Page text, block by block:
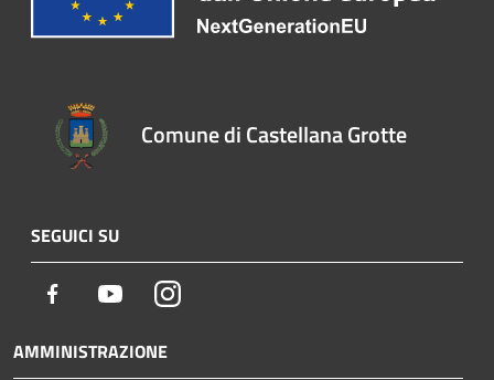
Comune di Castellana Grotte
SEGUICI SU
Facebook YoutubeInstagram
AMMINISTRAZIONE